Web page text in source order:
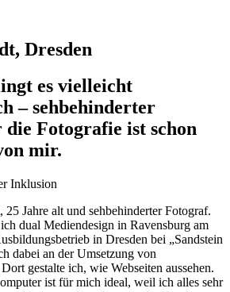
Dresden
es vielleicht
– sehbehinderter
Fotografie ist schon
mir.
Inklusion
Jahre alt und sehbehinderter Fotograf.
dual Mediendesign in Ravensburg am
in Dresden bei „Sandstein
dabei an der Umsetzung von
gestalte ich, wie Webseiten aussehen.
ist für mich ideal, weil ich alles sehr